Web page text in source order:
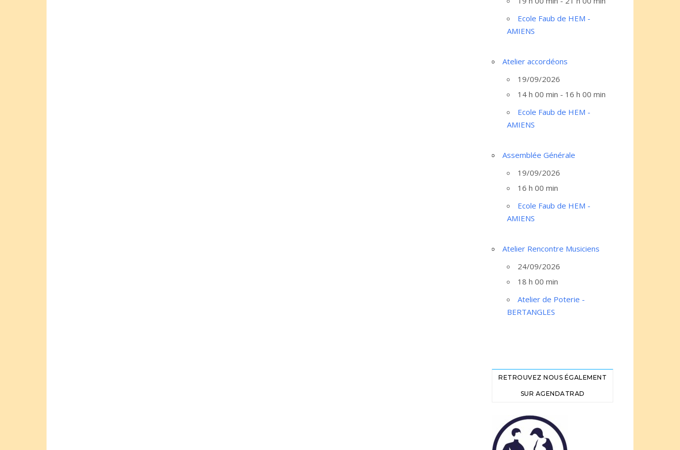
Ecole Faub de HEM -
AMIENS
Atelier accordéons
19/09/2026
14 h 00 min - 16 h 00 min
Ecole Faub de HEM -
AMIENS
Assemblée Générale
19/09/2026
16 h 00 min
Ecole Faub de HEM -
AMIENS
Atelier Rencontre Musiciens
24/09/2026
18 h 00 min
Atelier de Poterie -
BERTANGLES
RETROUVEZ NOUS ÉGALEMENT
SUR AGENDATRAD